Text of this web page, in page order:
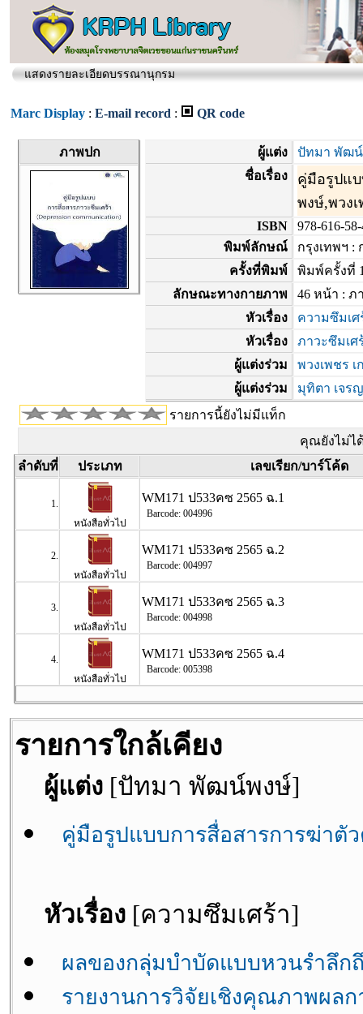
แสดงรายละเอียดบรรณานุกรม
Marc Display : E-mail record : QR code
ภาพปก ผู้แต่ง
ปัทมา พัฒ
ชื่อเรื่อง
คู่มือรูปแบ
พงษ์,พวง
ISBN
978-616-
พิมพ์ลักษณ์
กรุงเทพฯ :
ครั้งที่พิมพ์
พิมพ์ครั้งที่
ลักษณะทางกายภาพ
46 หน้า : ภ
หัวเรื่อง
ความซึมเศ
หัวเรื่อง
ภาวะซึมเศ
ผู้แต่งร่วม
พวงเพชร
ผู้แต่งร่วม
มุทิตา เจร
รายการนี้ยังไม่มีแท็ก
คุณยังไม่ไ
ลำดับที่
ประเภท เลขเรียก/บาร์โค้ด
1.
หนังสือทั่วไป
WM171 ป533คซ 2565 ฉ.1
Barcode: 004996
2.
หนังสือทั่วไป
WM171 ป533คซ 2565 ฉ.2
Barcode: 004997
3.
หนังสือทั่วไป
WM171 ป533คซ 2565 ฉ.3
Barcode: 004998
4.
หนังสือทั่วไป
WM171 ป533คซ 2565 ฉ.4
Barcode: 005398
รายการใกล้เคียง
ผู้แต่ง [ปัทมา พัฒน์พงษ์]
คู่มือรูปแบบการสื่อสารการฆ่าตั
หัวเรื่อง [ความซึมเศร้า]
ผลของกลุ่มบำบัดแบบหวนรำลึก
รายงานการวิจัยเชิงคุณภาพผล